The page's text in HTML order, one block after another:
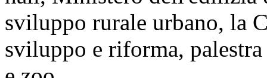
sviluppo rurale urbano, la
sviluppo e riforma,